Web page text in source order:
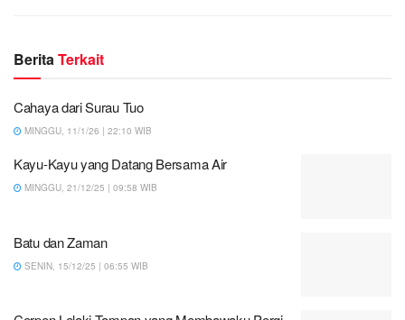
BeritaTerkait
Cahaya dari Surau Tuo
MINGGU, 11/1/26 | 22:10 WIB
Kayu-Kayu yang Datang Bersama Air
MINGGU, 21/12/25 | 09:58 WIB
Batu dan Zaman
SENIN, 15/12/25 | 06:55 WIB